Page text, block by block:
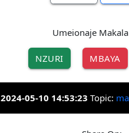
Umeionaje
NZURI MBAYA
2024-05-10 14:53:23 Topic: